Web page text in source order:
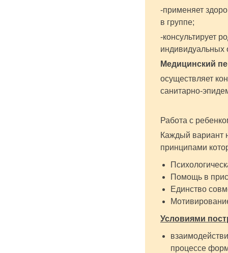
-применяет
в группе;
-консультирует
индивидуальных
Медицинский
осуществляет
санитарно-
Работа с
Каждый вариант
принципами
Помощь в
Единство
Условиями
процессе